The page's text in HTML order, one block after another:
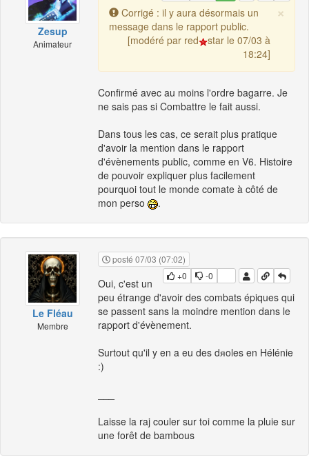
Zesup
Animateur
×
Corrigé : il y aura désormais un
message dans le rapport public.
[modéré par red
star le 07/03 à
18:24]
Confirmé avec au moins l'ordre bagarre. Je
ne sais pas si Combattre le fait aussi.
Dans tous les cas, ce serait plus pratique
d'avoir la mention dans le rapport
d'évènements public, comme en V6. Histoire
de pouvoir expliquer plus facilement
pourquoi tout le monde comate à côté de
mon perso
.
Le Fléau
Membre
posté 07/03 (07:02)
+0
-0
Oui, c'est un
peu étrange d'avoir des combats épiques qui
se passent sans la moindre mention dans le
rapport d'évènement.
Surtout qu'il y en a eu des dяoles en Hélénie
:)
Laisse la raj couler sur toi comme la pluie sur
une forêt de bambous